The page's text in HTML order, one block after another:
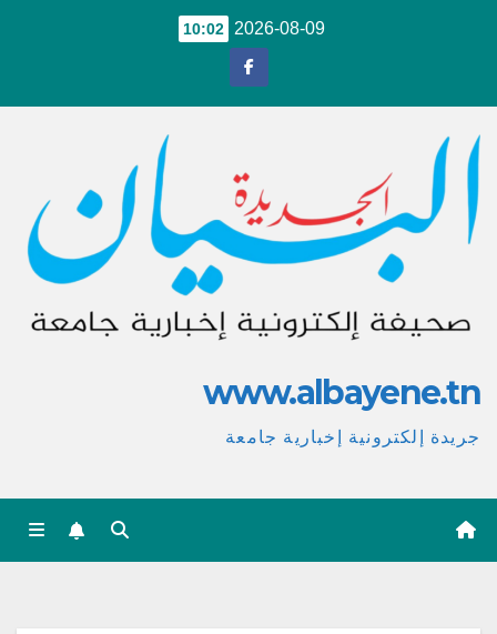
2026-08-09
10:02
www.albayene.tn
جريدة إلكترونية إخبارية جامعة